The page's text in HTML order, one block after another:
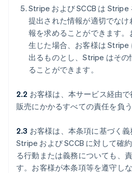
Stripe および SCCB は
提出された情報が適切でな
報を求めることができます
生じた場合、お客様は Stripe
出るものとし、Stripe はその
ることができます。
2.2 お客様は、本サービス経由
販売にかかるすべての責任を負
2.3 お客様は、本条項に基づく
Stripe および SCCB に対して確
る行動または義務についても、
す。お客様が本条項等を遵守し